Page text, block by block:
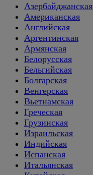
Азербайджанская
Американская
Английская
Аргентинская
Армянская
Белорусская
Бельгийская
Болгарская
Венгерская
Вьетнамская
Греческая
Грузинская
Израильская
Индийская
Испанская
Итальянская